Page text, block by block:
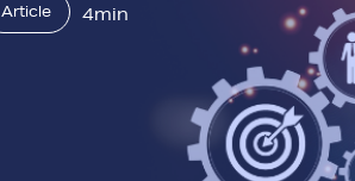
Article 4min